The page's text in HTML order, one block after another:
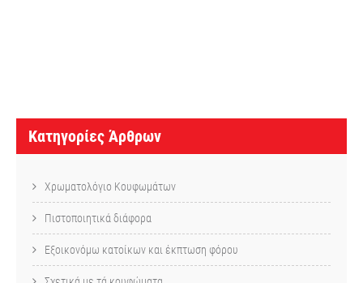
ρ
ί
Κατηγορίες Άρθρων
Χρωματολόγιο Κουφωμάτων
Πιστοποιητικά διάφορα
Εξοικονόμω κατοίκων και έκπτωση φόρου